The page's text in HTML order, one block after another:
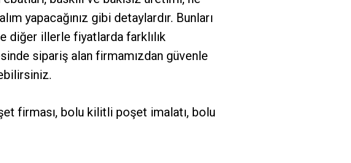
yapacağınız gibi detaylardır. Bunları
diğer illerle fiyatlarda farklılık
sipariş alan firmamızdan güvenle
firması, bolu kilitli poşet imalatı, bolu